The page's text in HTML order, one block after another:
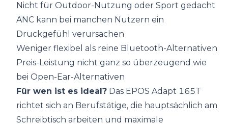
Nicht für Outdoor-Nutzung oder Sport gedacht
ANC kann bei manchen Nutzern ein
Druckgefühl verursachen
Weniger flexibel als reine Bluetooth-Alternativen
Preis-Leistung nicht ganz so überzeugend wie
bei Open-Ear-Alternativen
Für wen ist es ideal? Das EPOS Adapt 165T
richtet sich an Berufstätige, die hauptsächlich am
Schreibtisch arbeiten und maximale